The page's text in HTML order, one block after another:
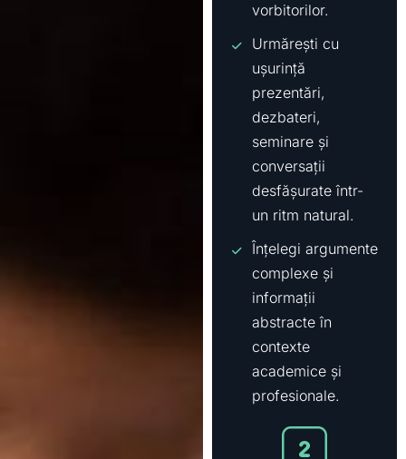
vorbitorilor.
Urmărești cu
ușurință
prezentări,
dezbateri,
seminare și
conversații
desfășurate într-
un ritm natural.
Înțelegi argumente
complexe și
informații
abstracte în
contexte
academice și
profesionale.